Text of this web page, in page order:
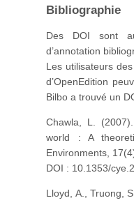
Bibliographie
Des DOI sont
d’annotation
Les utilisateurs
d’OpenEdition
Bilbo a trouvé un
Chawla, L.
world : A
Environments,
DOI : 10.1353/
Lloyd, A., Truong,